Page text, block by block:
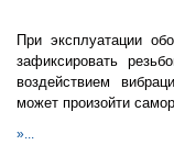
При эксплуатации
зафиксировать
воздействием
может произойти
»...